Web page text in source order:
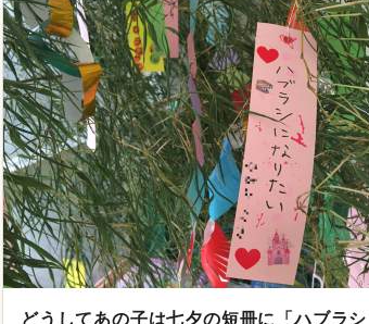
どうしてあの子は七夕の短冊に「ハブラシ